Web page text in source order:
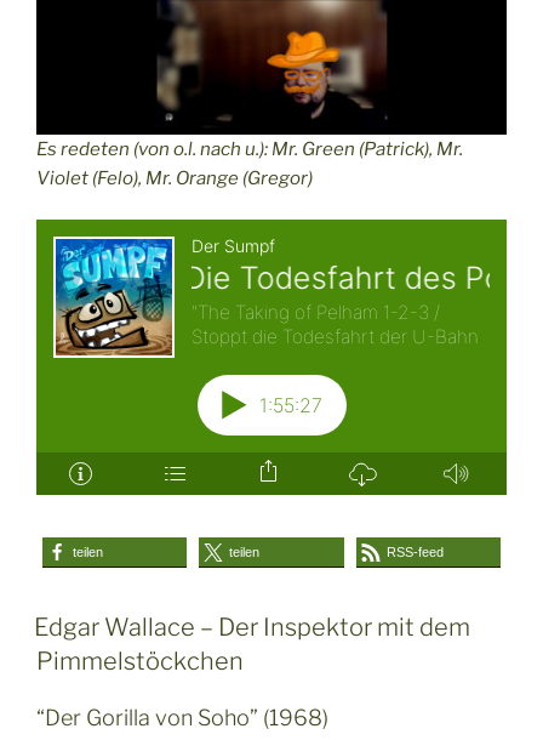
Es redeten (von o.l. nach u.): Mr. Green (Patrick), Mr.
Violet (Felo), Mr. Orange (Gregor)
teilen teilen RSS-feed
Edgar Wallace – Der Inspektor mit dem
Pimmelstöckchen
“Der Gorilla von Soho” (1968)